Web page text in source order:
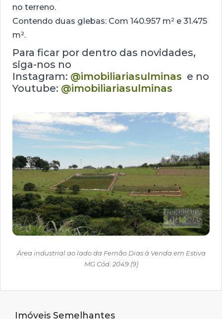
no terreno.
Contendo duas glebas: Com 140.957 m² e 31.475
m².
Para ficar por dentro das novidades,
siga-nos no
Instagram: @imobiliariasulminas e no
Youtube: @imobiliariasulminas
Área industrial ao lado da Fernão Dias à Venda em Estiva
MG Cód. 2049 (9)
Imóveis Semelhantes